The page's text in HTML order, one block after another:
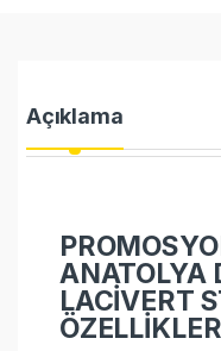
Açıklama
ANATOLYA
LACİVERT